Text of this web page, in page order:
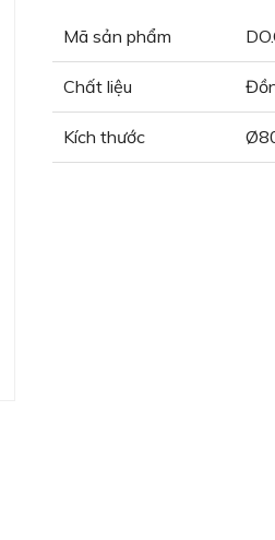
Mã sản phẩm
Chất liệu
Kích thước